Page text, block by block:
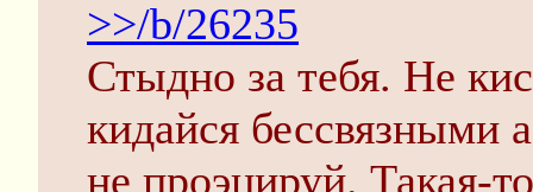
>>/b/26235
Стыдно за тебя. Не
кидайся
не проэцируй. Такая-